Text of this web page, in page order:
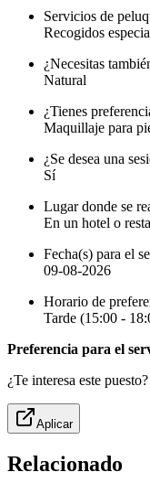
Servicios de
Recogidos
¿Necesitas
Natural
¿Tienes
Maquillaje para
¿Se desea una
Sí
Lugar donde se
En un hotel o
Fecha(s) para el
09-08-2026
Horario de
Tarde (15:00 -
Preferencia para el
¿Te interesa este puesto?
Aplicar
Relacionado